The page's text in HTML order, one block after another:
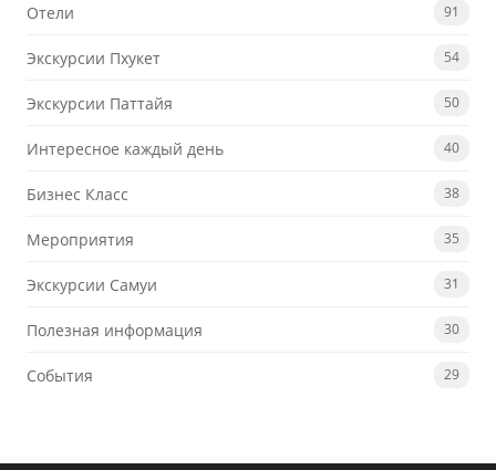
Отели 91
Экскурсии Пхукет 54
Экскурсии Паттайя 50
Интересное каждый день 40
Бизнес Класс 38
Мероприятия 35
Экскурсии Самуи 31
Полезная информация 30
События 29